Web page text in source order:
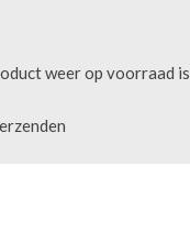
weer op voorraad is.